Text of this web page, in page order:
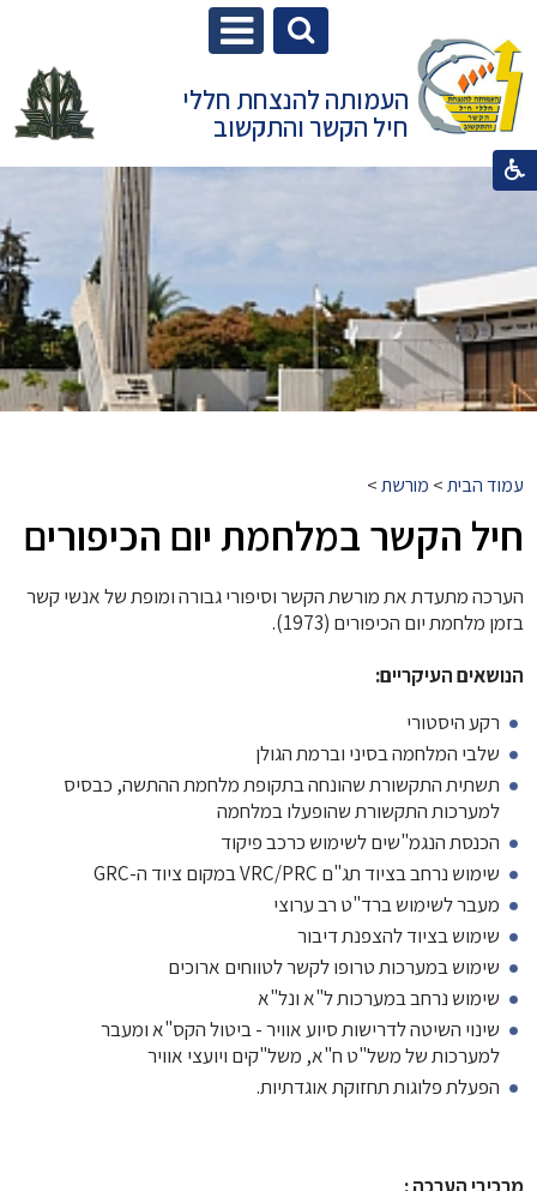
העמותה להנצחת חללי
חיל הקשר והתקשוב
עמוד הבית> מורשת>
חיל הקשר במלחמת יום הכיפורים
הערכה מתעדת את מורשת הקשר וסיפורי גבורה ומופת של אנשי קשר
בזמן מלחמת יום הכיפורים (1973).
הנושאים העיקריים:
רקע היסטורי
שלבי המלחמה בסיני וברמת הגולן
תשתית התקשורת שהונחה בתקופת מלחמת ההתשה, כבסיס
למערכות התקשורת שהופעלו במלחמה
הכנסת הנגמ"שים לשימוש כרכב פיקוד
שימוש נרחב בציוד תג"ם VRC/PRC במקום ציוד ה-GRC
מעבר לשימוש ברד"ט רב ערוצי
שימוש בציוד להצפנת דיבור
שימוש במערכות טרופו לקשר לטווחים ארוכים
שימוש נרחב במערכות ל"א ונל"א
שינוי השיטה לדרישות סיוע אוויר - ביטול הקס"א ומעבר
למערכות של משל"ט ח"א, משל"קים ויועצי אוויר
הפעלת פלוגות תחזוקת אוגדתיות.